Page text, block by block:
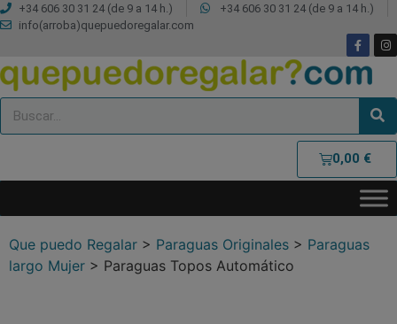
+34 606 30 31 24 (de 9 a 14 h.)
+34 606 30 31 24 (de 9 a 14 h.)
info(arroba)quepuedoregalar.com
0,00 €
Que puedo Regalar > Paraguas Originales > Paraguas
largo Mujer > Paraguas Topos Automático